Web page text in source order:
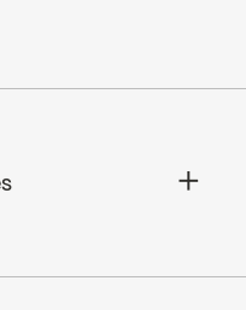
équilibrée,